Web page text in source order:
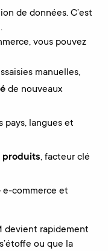
de données. C’est
.
vous pouvez
manuelles,
de nouveaux
pays, langues et
produits, facteur clé
e-commerce et
devient rapidement
ou que la